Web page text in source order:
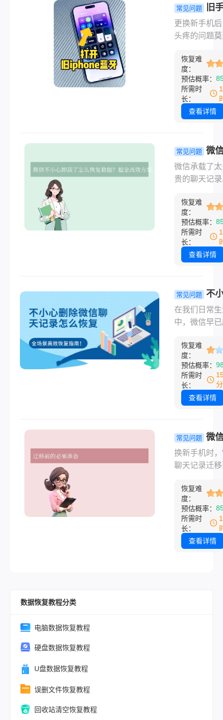
常见问题
旧
何导入新手
常用方法全
更换新手机
头疼的问题
宝贵数据安
移。那么旧
何导入新手
别担心，这
将为你梳理
新旧手机的
接！
恢复难
度：
预估概率：
所需时
长：
查看详情
常见问题 微
心卸载了怎
复数据？超
刻救回珍贵
微信承载了
贵的聊天记
片，一旦不
载，那种恐
悔感瞬间袭
慌！数据恢
不可能，关
不小心卸载
恢复数据呢
将提供详细
的微信数据
案，涵盖不
状态下的解
案，助你最
挽回损失。
恢复难
度：
预估概率：
所需时
长：
查看详情
常见问题 不
除微信聊天
怎么恢复？
场景高效恢
南！
在我们日常
中，微信早
具，成为了
作沟通、情
流、重要文
资金往来的
台。那些看
忆、关键的
证或重要的
息。然而，
滑，误删对
手机一崩，
部清空……这
人心头一紧
历，许多人
过。那么，
删除微信聊
恢复难
度：
预估概率：
所需时
长：
查看详情
常见问题 微
记录迁移到
个手机？3
换新手机时，
聊天记录迁
户的核心痛
作合同、家
聊、孩子成
录……一旦丢
以弥补。本
恢复难
度：
预估概率：
所需时
长：
查看详情
数据恢复教程分类
电脑数据恢复教程
硬盘数据恢复教程
U盘数据恢复教程
误删文件恢复教程
回收站清空恢复教程